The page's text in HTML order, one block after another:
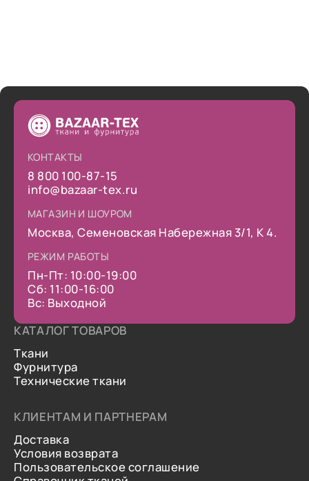
КОНТАКТЫ
8 800 100-87-15
info@bazaar-tex.ru
МАГАЗИН И ШОУРОМ
Москва, Семеновская Набережная 3/1, К 4.
РЕЖИМ РАБОТЫ
Пн-Пт: 10:00-19:00
Сб: 11:00-16:00
Вс: Выходной
КАТАЛОГ ТОВАРОВ
Ткани
Фурнитура
Технические ткани
КЛИЕНТАМ И ПАРТНЕРАМ
Доставка
Условия возврата
Пользовательское соглашение